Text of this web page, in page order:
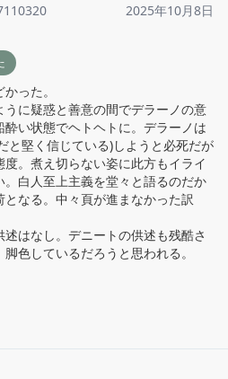
2025年10月8日
った。
に疑惑と善意の間でデラーノの意
い状態でヘトヘトに。デラーノは
と堅く信じている)しようと必死だが
。煮え切らない姿に此方もイライ
白人至上主義を堂々と語るのだか
なる。中々頁が進まなかった訳
はなし。デニートの供述も残酷さ
色しているだろうと思われる。